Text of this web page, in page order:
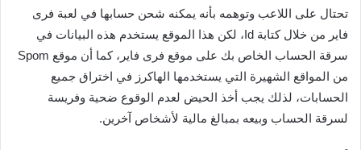
تحتال على اللاعب وتوهمه بأنه يمكنه شحن حسابها في لعبة فرى
فاير من خلال كتابة Id، لكن هذا الموقع يستخدم هذه البيانات في
سرقة الحساب الخاص بك على موقع فرى فاير، كما أن موقع Spom
من المواقع الشهيرة التي يستخدمها الهاكرز في اختراق جميع
الحسابات، لذلك يجب أخذ الحيض لعدم الوقوع ضحية وفريسة
لسرقة الحساب وبيعه بمبالغ مالية لأشخاص آخرين.